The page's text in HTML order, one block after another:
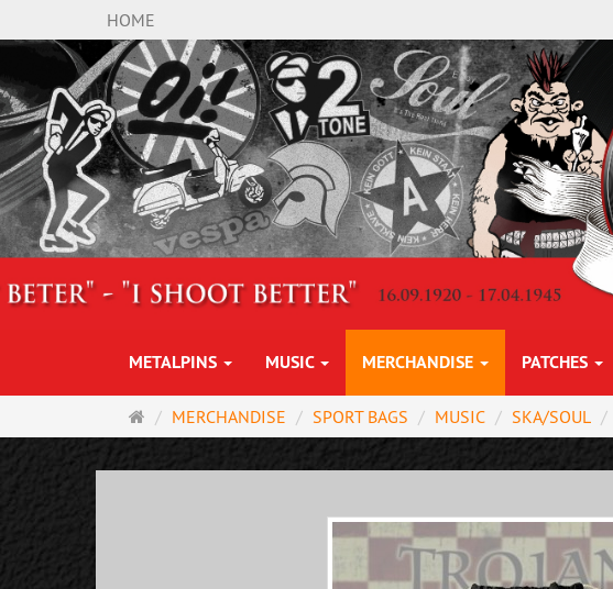
HOME
METALPINS MUSIC MERCHANDISE PATCHES
Main
page
MERCHANDISE SPORT BAGS MUSIC SKA/SOUL